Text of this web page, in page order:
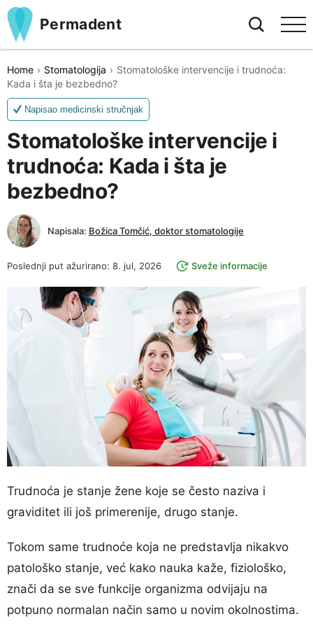
Permadent
Home Stomatologija
Stomatološke intervencije i trudnoća:
Kada i šta je bezbedno?
Napisao medicinski stručnjak
Stomatološke intervencije i
trudnoća: Kada i šta je
bezbedno?
Napisala: Božica Tomčić, doktor stomatologije
Poslednji put ažurirano: 8. jul, 2026 Sveže informacije
Trudnoća je stanje žene koje se često naziva i
graviditet ili još primerenije, drugo stanje.
Tokom same trudnoće koja ne predstavlja nikakvo
patološko stanje, već kako nauka kaže, fiziološko,
znači da se sve funkcije organizma odvijaju na
potpuno normalan način samo u novim okolnostima.